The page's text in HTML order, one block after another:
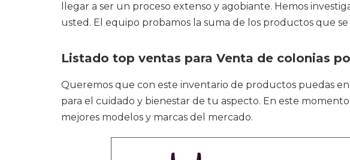
llegar a ser un proceso extenso y agobiante. Hemos
usted. El equipo probamos la suma de los productos que
Listado top ventas para Venta de colonias
Queremos que con este inventario de productos puedas
para el cuidado y bienestar de tu aspecto. En este
mejores modelos y marcas del mercado.